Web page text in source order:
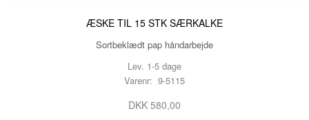
ÆSKE TIL 15 STK SÆRKALKE
Sortbeklædt pap håndarbejde
Lev. 1-5 dage
Varenr: 9-5115
DKK 580,00